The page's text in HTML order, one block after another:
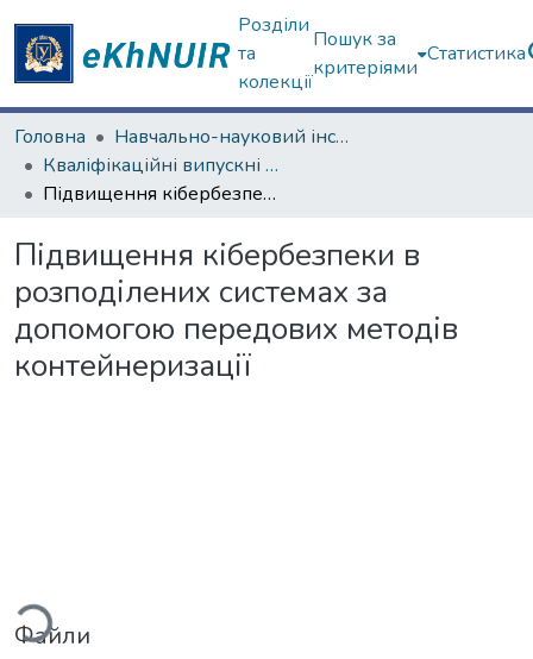
Розділи
та
колекції
Пошук за
критеріями
Статистика
Головна
Навчально-науковий інститут комп'ютерних наук та штучного інтелекту
Кваліфікаційні випускні роботи бакалаврів. Навчально-науковий інститут комп'ютерних наук та штучного інтелекту
Підвищення кібербезпеки в розподілених системах за допомогою передових методів контейнеризації
Підвищення кібербезпеки в
розподілених системах за
допомогою передових методів
контейнеризації
Вантажиться...
Файли